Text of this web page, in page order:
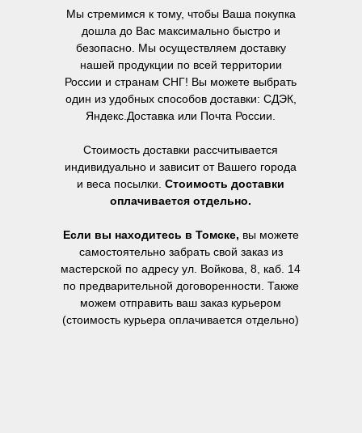
Мы стремимся к тому, чтобы Ваша покупка
дошла до Вас максимально быстро и
безопасно. Мы осуществляем доставку
нашей продукции по всей территории
России и странам СНГ! Вы можете выбрать
один из удобных способов доставки: СДЭК,
Яндекс.Доставка или Почта России.
Стоимость доставки рассчитывается
индивидуально и зависит от Вашего города
и веса посылки. Стоимость доставки
оплачивается отдельно.
Если вы находитесь в Томске, вы можете
самостоятельно забрать свой заказ из
мастерской по адресу ул. Войкова, 8, каб. 14
по предварительной договоренности. Также
можем отправить ваш заказ курьером
(стоимость курьера оплачивается отдельно)